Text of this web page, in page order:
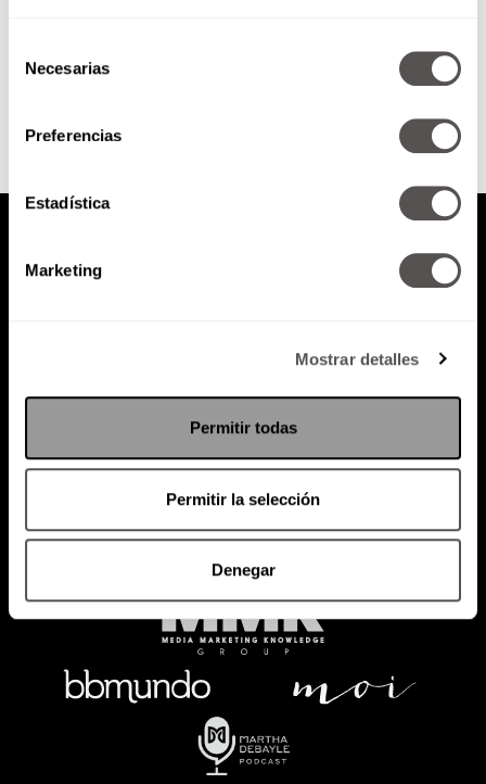
Necesarias
Preferencias
Estadística
Marketing
Mostrar detalles
Permitir todas
Permitir la selección
Denegar
Política de Privacidad
PODCAST RADIO MARTHA EVENTOS
SACA TU ID